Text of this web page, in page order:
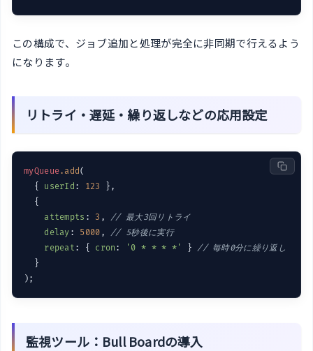
この構成で、ジョブ追加と処理が完全に非同期で行えるよう
になります。
リトライ・遅延・繰り返しなどの応用設定
myQueue.add(
  {
userId : 123
},
  {
attempts : 3 , // 最大3回リトライ
delay : 5000 , // 5秒後に実行
repeat : { cron : '0 * * * *' } // 毎時0分に繰り返し
  }
監視ツール：Bull Boardの導入